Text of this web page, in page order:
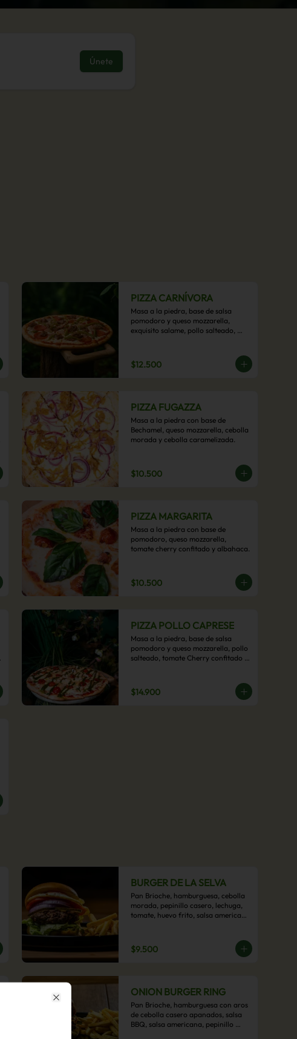
Únete
PIZZA CARNÍVORA
Masa a la piedra, base de salsa
pomodoro y queso mozzarella,
exquisito salame, pollo salteado,
$12.500
PIZZA FUGAZZA
Masa a la piedra con base de
Bechamel, queso mozzarella, cebolla
morada y cebolla caramelizada.
$10.500
PIZZA MARGARITA
Masa a la piedra con base de
pomodoro, queso mozzarella,
tomate cherry confitado y albahaca.
$10.500
PIZZA POLLO CAPRESE
Masa a la piedra, base de salsa
pomodoro y queso mozzarella, pollo
salteado, tomate Cherry confitado y
$14.900
BURGER DE LA SELVA
Pan Brioche, hamburguesa, cebolla
morada, pepinillo casero, lechuga,
tomate, huevo frito, salsa americana
$9.500
ONION BURGER RING
Pan Brioche, hamburguesa con aros
de cebolla casero apanados, salsa
BBQ, salsa americana, pepinillo
Close